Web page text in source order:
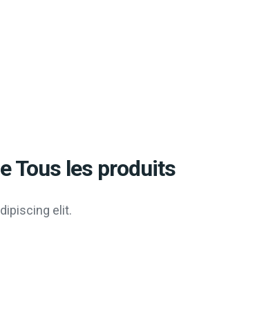
Tous les produits
elit.